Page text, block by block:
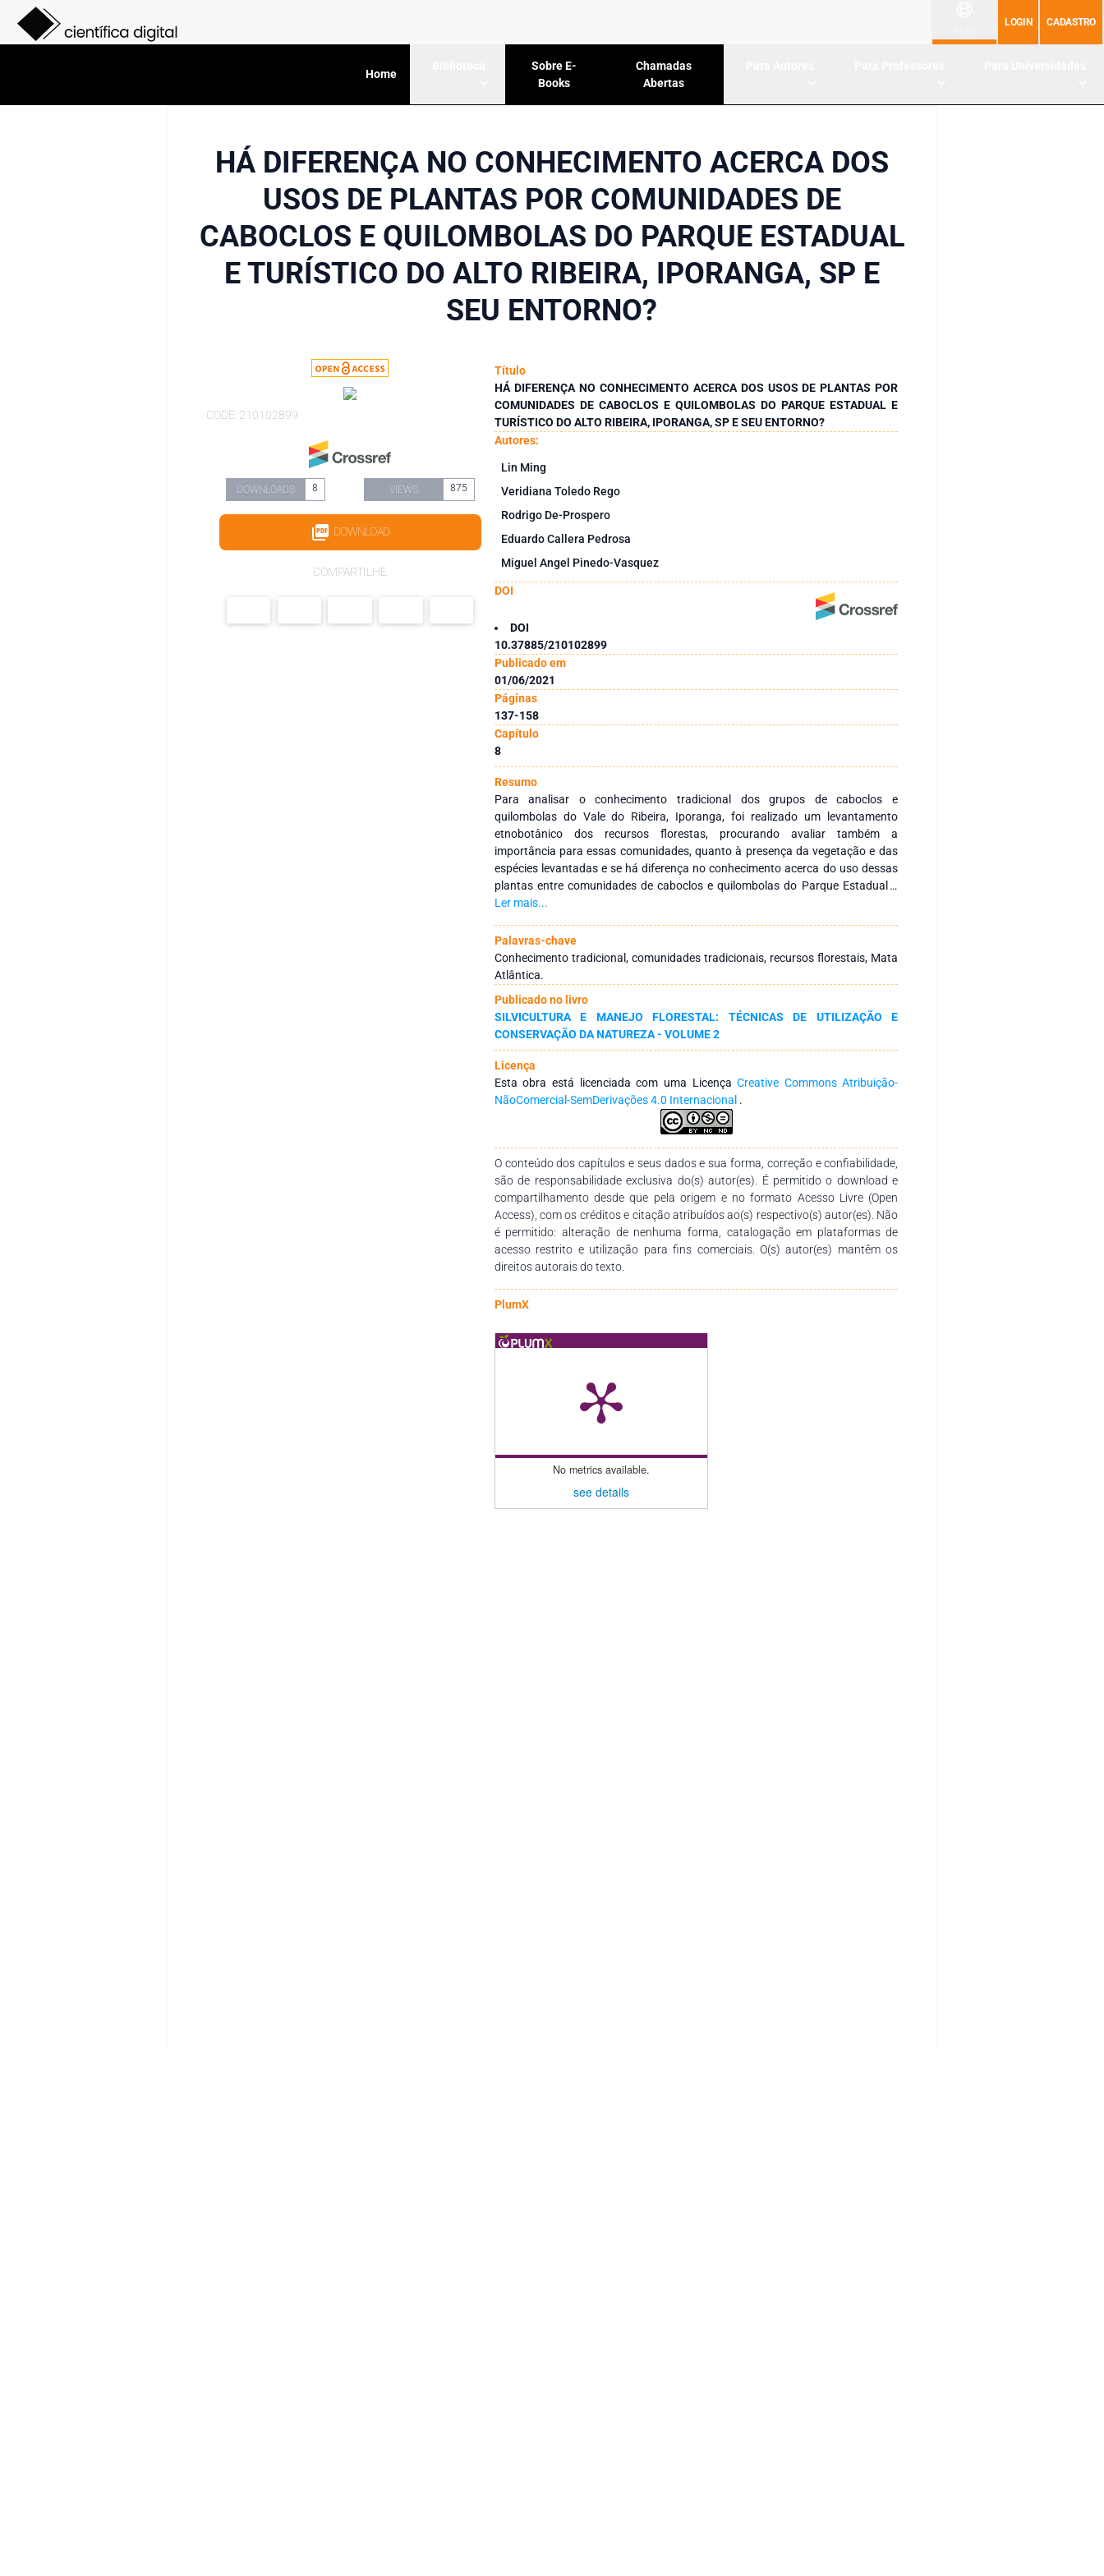
LOGIN CADASTRO
Home
Sobre E-
Books
Chamadas
Abertas
HÁ DIFERENÇA NO CONHECIMENTO ACERCA DOS
USOS DE PLANTAS POR COMUNIDADES DE
CABOCLOS E QUILOMBOLAS DO PARQUE ESTADUAL
E TURÍSTICO DO ALTO RIBEIRA, IPORANGA, SP E
SEU ENTORNO?
CODE: 210102899
DOWNLOADS 8 VIEWS 875
DOWNLOAD
COMPARTILHE
Título
HÁ DIFERENÇA NO CONHECIMENTO ACERCA DOS USOS DE PLANTAS POR
COMUNIDADES DE CABOCLOS E QUILOMBOLAS DO PARQUE ESTADUAL E
TURÍSTICO DO ALTO RIBEIRA, IPORANGA, SP E SEU ENTORNO?
Autores:
Lin Ming
Veridiana Toledo Rego
Rodrigo De-Prospero
Eduardo Callera Pedrosa
Miguel Angel Pinedo-Vasquez
DOI
DOI
10.37885/210102899
Publicado em
01/06/2021
Páginas
137-158
Capítulo
8
Resumo
Para analisar o conhecimento tradicional dos grupos de caboclos e
quilombolas do Vale do Ribeira, Iporanga, foi realizado um levantamento
etnobotânico dos recursos florestas, procurando avaliar também a
importância para essas comunidades, quanto à presença da vegetação e das
espécies levantadas e se há diferença no conhecimento acerca do uso dessas
plantas entre comunidades de caboclos e quilombolas do Parque Estadual e
Turístico do Alto Ribeira e seu entorno, Iporanga, SP. A maior parte das espécies
é construção seguida de artesanato e utensílio. Segundo análise estatística dos
dados, não houve diferenças significativas entre os valores indicados pelos
grupos de caboclos e quilombolas para cada espécie e família botânica. Talvez
pela proximidade entre os bairros, os casamentos entre os integrantes das
diferentes comunidades e as influências externas tenham levado a uma relação
mais homogênea quanto à importância que cada espécie tem com essas
comunidades e quanto à forma de se relacionar com o meio e dele retirar a sua
subsistência. O registro das informações do rico conhecimento tradicional das
comunidades desta região é importante como forma de valorização e
preservação do modo de vida destas populações e dos recursos de que elas
Ler mais...
Palavras-chave
Conhecimento tradicional, comunidades tradicionais, recursos florestais, Mata
Atlântica.
Publicado no livro
SILVICULTURA E MANEJO FLORESTAL: TÉCNICAS DE UTILIZAÇÃO E
CONSERVAÇÃO DA NATUREZA - VOLUME 2
Licença
Esta obra está licenciada com uma LicençaCreative Commons Atribuição-
NãoComercial-SemDerivações 4.0 Internacional .
O conteúdo dos capítulos e seus dados e sua forma, correção e confiabilidade,
são de responsabilidade exclusiva do(s) autor(es). É permitido o download e
compartilhamento desde que pela origem e no formato Acesso Livre (Open
Access), com os créditos e citação atribuídos ao(s) respectivo(s) autor(es). Não
é permitido: alteração de nenhuma forma, catalogação em plataformas de
acesso restrito e utilização para fins comerciais. O(s) autor(es) mantêm os
direitos autorais do texto.
PlumX
No metrics available.
see details